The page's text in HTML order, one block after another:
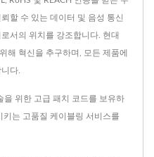
할 수 있는 데이터 및 음성 통신
서의 위치를 강조합니다. 현대
해 혁신을 추구하며, 모든 제품에
다.
을 위한 고급 패치 코드를 보유하
키는 고품질 케이블링 서비스를